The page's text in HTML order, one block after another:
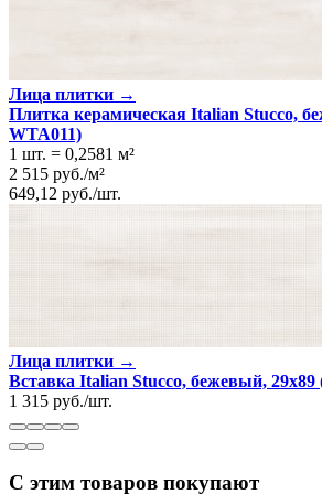
Лица плитки →
Плитка керамическая Italian Stucco,
WTA011)
1 шт. = 0,2581 м²
2 515 руб./м²
649,12 руб./шт.
Лица плитки →
Вставка Italian Stucco, бежевый,
1 315 руб./шт.
С этим товаров покупают